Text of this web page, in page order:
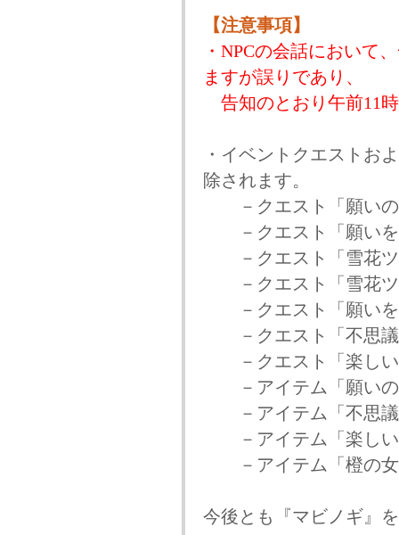
【注意事項】
・NPCの会話において
ますが誤りであり、
告知のとおり午前11
・イベントクエストお
除されます。
－クエスト「願いの
－クエスト「願いを
－クエスト「雪花ツ
－クエスト「雪花ツ
－クエスト「願いを
－クエスト「不思議
－クエスト「楽しい
－アイテム「願いの
－アイテム「不思議
－アイテム「楽しい
－アイテム「橙の女
今後とも『マビノギ』